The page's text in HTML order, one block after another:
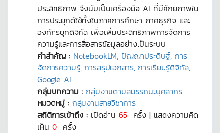
ประสิทธิภาพ จึงนับเป็นเครื่องมือ AI ที่มีศักยภาพใน
การประยุกต์ใช้ทั้งในภาคการศึกษา ภาคธุรกิจ และ
องค์กรยุคดิจิทัล เพื่อเพิ่มประสิทธิภาพการจัดการ
ความรู้และการสื่อสารข้อมูลอย่างเป็นระบบ
คำสำคัญ : NotebookLM, ปัญญาประดิษฐ์, การ
จัดการความรู้, การสรุปเอกสาร, การเรียนรู้ดิจิทัล,
Google AI
กลุ่มบทความ : กลุ่มงานตามสมรรถนะบุคลากร
หมวดหมู่ : กลุ่มงานสายวิชาการ
สถิติการเข้าถึง : เปิดอ่าน 65 ครั้ง | แสดงความคิด
เห็น 0 ครั้ง